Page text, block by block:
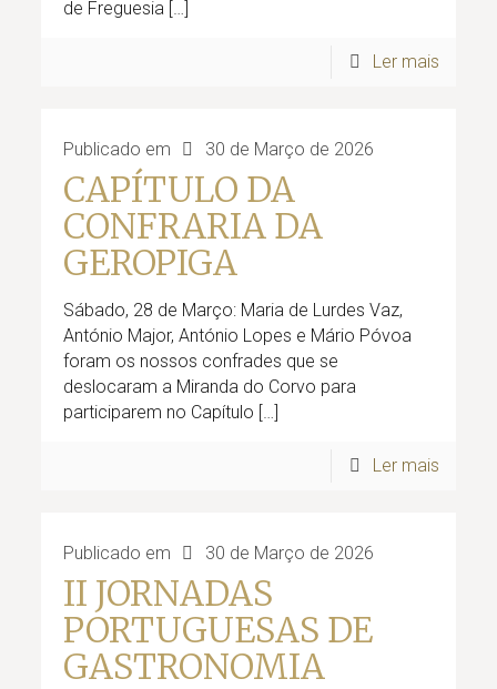
de Freguesia […]
Ler mais
Publicado em 30 de Março de 2026
CAPÍTULO DA
CONFRARIA DA
GEROPIGA
Sábado, 28 de Março: Maria de Lurdes Vaz,
António Major, António Lopes e Mário Póvoa
foram os nossos confrades que se
deslocaram a Miranda do Corvo para
participarem no Capítulo […]
Ler mais
Publicado em 30 de Março de 2026
II JORNADAS
PORTUGUESAS DE
GASTRONOMIA